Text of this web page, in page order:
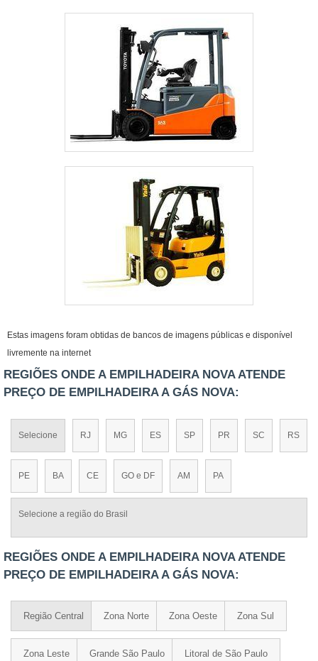
Estas imagens foram obtidas de bancos de imagens públicas e disponível
livremente na internet
REGIÕES ONDE A EMPILHADEIRA NOVA ATENDE
PREÇO DE EMPILHADEIRA A GÁS NOVA:
Selecione RJ MG ES SP PR SC RS
PE BA CE GO e DF AM PA
Selecione a região do Brasil
REGIÕES ONDE A EMPILHADEIRA NOVA ATENDE
PREÇO DE EMPILHADEIRA A GÁS NOVA:
Região Central Zona Norte Zona Oeste Zona Sul
Zona Leste Grande São Paulo Litoral de São Paulo